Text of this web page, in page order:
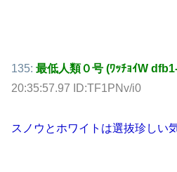
135: 最低人類０号 (ﾜｯﾁｮｲW
20:35:57.97 ID:TF1PNv/i0
スノウとホワイトは選抜珍しい